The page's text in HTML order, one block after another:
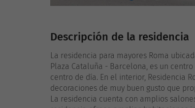
Descripción de la residencia
La residencia para mayores Roma
Plaza Cataluña - Barcelona, es un
centro de día. En el interior, Residencia
decoraciones de muy buen gusto que
La residencia cuenta con amplios